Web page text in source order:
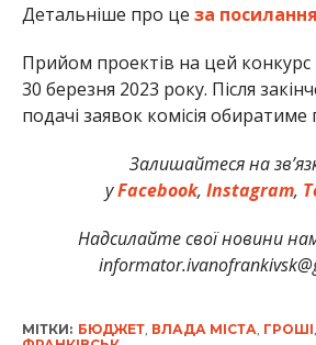
Детальніше про це за
Прийом проектів на цей
30 березня 2023 року. Після
подачі заявок комісія
Залишайтеся на
уFacebook, Instagram,
Надсилайте свої новини
МІТКИ: БЮДЖЕТ, ВЛАДА МІСТА ГРОШІ